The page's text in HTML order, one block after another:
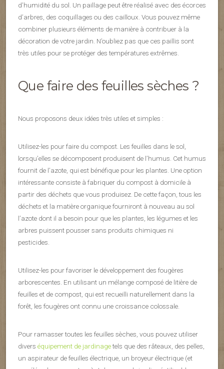
d’humidité du sol. Un paillage peut être réalisé avec des écorces
d’arbres, des coquillages ou des cailloux. Vous pouvez même
combiner plusieurs éléments de manière à contribuer à la
décoration de votre jardin. N’oubliez pas que ces paillis sont
très utiles pour se protéger des températures extrêmes.
Que faire des feuilles sèches ?
Nous proposons deux idées très utiles et simples :
Utilisez-les pour faire du compost. Les feuilles dans le sol,
lorsqu’elles se décomposent produisent de l’humus. Cet humus
fournit de l’azote, qui est bénéfique pour les plantes. Une option
intéressante consiste à fabriquer du compost à domicile à
partir des déchets que vous produisez. De cette façon, tous les
déchets et la matière organique fourniront à nouveau au sol
l’azote dont il a besoin pour que les plantes, les légumes et les
arbres puissent pousser sans produits chimiques ni
pesticides.
Utilisez-les pour favoriser le développement des fougères
arborescentes. En utilisant un mélange composé de litière de
feuilles et de compost, qui est recueilli naturellement dans la
forêt, les fougères ont connu une croissance colossale.
Pour ramasser toutes les feuilles sèches, vous pouvez utiliser
divers équipement de jardinagetels que des râteaux, des pelles,
un aspirateur de feuilles électrique, un broyeur électrique (et